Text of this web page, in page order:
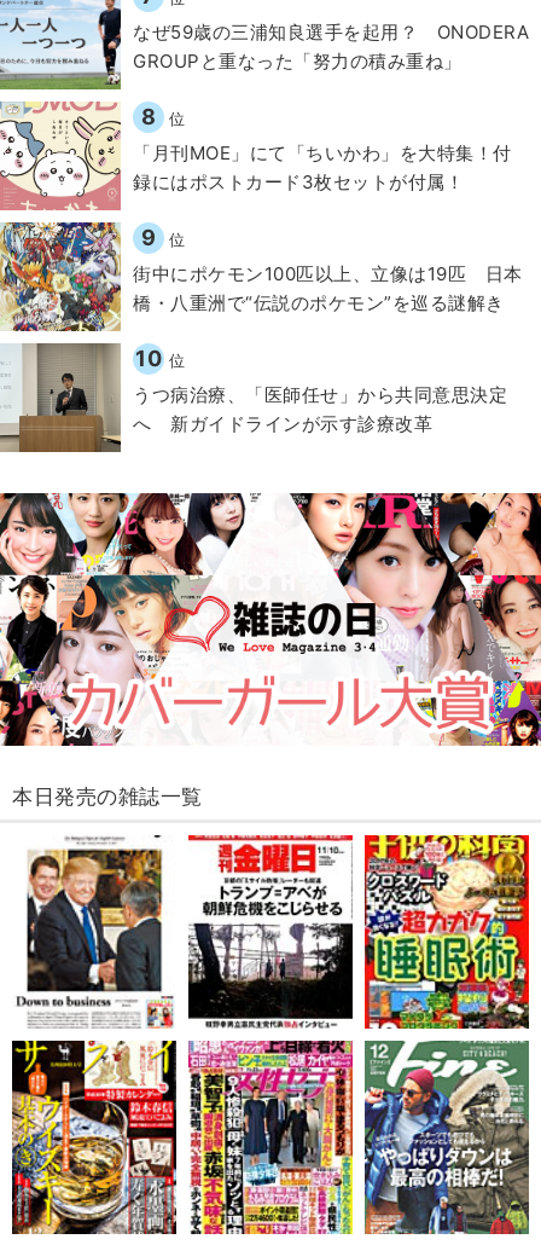
なぜ59歳の三浦知良選手を起用？ ONODERA
GROUPと重なった「努力の積み重ね」
8 位
「月刊MOE」にて「ちいかわ」を大特集！付
録にはポストカード3枚セットが付属！
9 位
街中にポケモン100匹以上、立像は19匹 日本
橋・八重洲で“伝説のポケモン”を巡る謎解き
10 位
うつ病治療、「医師任せ」から共同意思決定
へ 新ガイドラインが示す診療改革
本日発売の雑誌一覧